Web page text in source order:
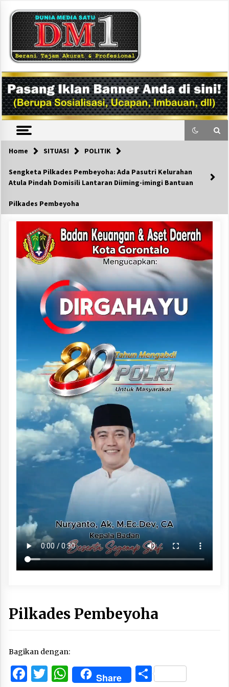
content
DM1
Home SITUASI POLITIK
Sengketa Pilkades Pembeyoha: Ada Pasutri Kelurahan
Atula Pindah Domisili Lantaran Diiming-imingi Bantuan
Pilkades Pembeyoha
Pilkades Pembeyoha
Bagikan dengan:
Facebook
Twitter
WhatsApp
Share Share